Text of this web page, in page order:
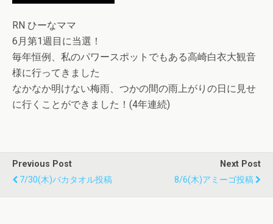
RN ひーなママ
6月第1週目に当選！
毎年恒例、私のパワースポットでもある高崎白衣大観音
様に行ってきました
なかなか明けない梅雨、つかの間の雨上がりの日に見せ
に行くことができました！(4年連続)
Previous Post
7/30(木)バカタオル投稿
Next Post
8/6(木)アミーゴ投稿